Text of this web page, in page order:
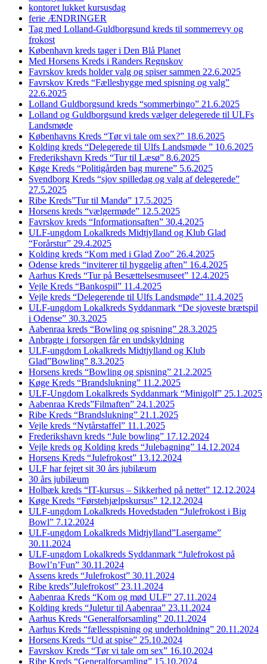
kontoret lukket kursusdag
ferie ÆNDRINGER
Tag med Lolland-Guldborgsund kreds til sommerrevy og
frokost
København kreds tager i Den Blå Planet
Med Horsens Kreds i Randers Regnskov
Favrskov kreds holder valg og spiser sammen 22.6.2025
Favrskov Kreds “Fælleshygge med spisning og valg”
22.6.2025
Lolland Guldborgsund kreds “sommerbingo” 21.6.2025
Lolland og Guldborgsund kreds vælger delegerede til ULFs
Landsmøde
Københavns Kreds “Tør vi tale om sex?” 18.6.2025
Kolding kreds “Delegerede til Ulfs Landsmøde ” 10.6.2025
Frederikshavn Kreds “Tur til Læsø” 8.6.2025
Køge Kreds “Politigården bag murene” 5.6.2025
Svendborg Kreds “sjov spilledag og valg af delegerede”
27.5.2025
Ribe Kreds”Tur til Mandø” 17.5.2025
Horsens kreds “vælgermøde” 12.5.2025
Favrskov kreds “Informationsaften” 30.4.2025
ULF-ungdom Lokalkreds Midtjylland og Klub Glad
“Forårstur” 29.4.2025
Kolding kreds “Kom med i Glad Zoo” 26.4.2025
Odense kreds “inviterer til hyggelig aften” 16.4.2025
Aarhus Kreds “Tur på Besættelsesmuseet” 12.4.2025
Vejle Kreds “Bankospil” 11.4.2025
Vejle kreds “Delegerende til Ulfs Landsmøde” 11.4.2025
ULF-ungdom Lokalkreds Syddanmark “De sjoveste brætspil
i Odense” 30.3.2025
Aabenraa kreds “Bowling og spisning” 28.3.2025
Anbragte i forsorgen får en undskyldning
ULF-ungdom Lokalkreds Midtjylland og Klub
Glad”Bowling” 8.3.2025
Horsens kreds “Bowling og spisning” 21.2.2025
Køge Kreds “Brandslukning” 11.2.2025
ULF-Ungdom Lokalkreds Syddanmark “Minigolf” 25.1.2025
Aabenraa Kreds”Filmaften” 24.1.2025
Ribe Kreds “Brandslukning” 21.1.2025
Vejle kreds “Nytårstaffel” 11.1.2025
Frederikshavn kreds “Jule bowling” 17.12.2024
Vejle kreds og Kolding kreds “Julebagning” 14.12.2024
Horsens Kreds “Julefrokost” 13.12.2024
ULF har fejret sit 30 års jubilæum
30 års jubilæum
Holbæk kreds “IT-kursus – Sikkerhed på nettet” 12.12.2024
Køge Kreds “Førstehjælpskursus” 12.12.2024
ULF-ungdom Lokalkreds Hovedstaden “Julefrokost i Big
Bowl” 7.12.2024
ULF-ungdom Lokalkreds Midtjylland”Lasergame”
30.11.2024
ULF-ungdom Lokalkreds Syddanmark “Julefrokost på
Bowl’n’Fun” 30.11.2024
Assens kreds “Julefrokost” 30.11.2024
Ribe kreds”Julefrokost” 23.11.2024
Aabenraa Kreds “Kom og mød ULF” 27.11.2024
Kolding kreds “Juletur til Aabenraa” 23.11.2024
Aarhus Kreds “Generalforsamling” 20.11.2024
Aarhus Kreds “fællesspisning og underholdning” 20.11.2024
Horsens Kreds “Ud at spise” 25.10.2024
Favrskov Kreds “Tør vi tale om sex” 16.10.2024
Ribe Kreds “Generalforsamling” 15.10.2024